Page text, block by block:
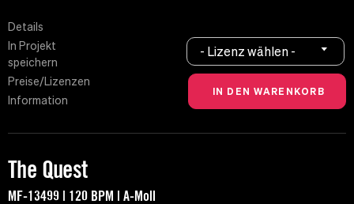
Details
In Projekt
speichern
Preise/Lizenzen
Information
- Lizenz wählen -
The Quest
MF-13499 | 120 BPM | A-Moll